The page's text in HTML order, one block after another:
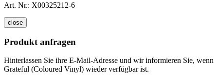
Art. Nr.: X00325212-6
close
Produkt anfragen
Hinterlassen Sie ihre E-Mail-Adresse und wir informieren Sie, wenn
Grateful (Coloured Vinyl) wieder verfügbar ist.